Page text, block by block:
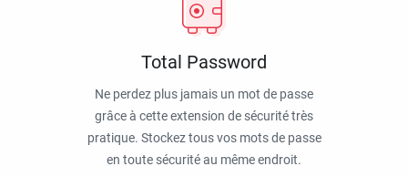
Total Password
Ne perdez plus jamais un mot de passe
grâce à cette extension de sécurité très
pratique. Stockez tous vos mots de passe
en toute sécurité au même endroit.